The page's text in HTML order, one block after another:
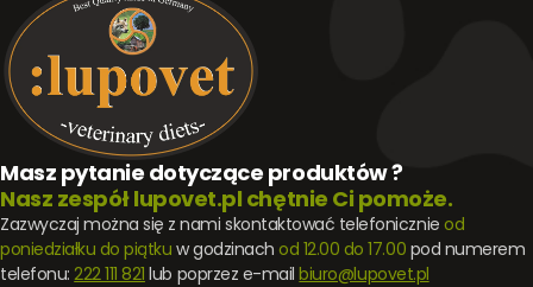
Masz pytanie dotyczące produktów ?
Nasz zespół lupovet.pl chętnie Ci pomoże.
Zazwyczaj można się z nami skontaktować telefonicznie od
poniedziałku do piątku w godzinach od 12.00 do 17.00 pod numerem
telefonu:222 111 821 lub poprzez e-mailbiuro@lupovet.pl